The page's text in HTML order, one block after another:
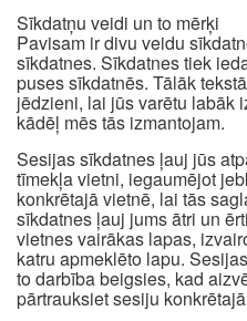
Sīkdatņu veidi un to mērķi
Pavisam ir divu veidu
sīkdatnes. Sīkdatnes tiek
puses sīkdatnēs. Tālāk
jēdzieni, lai jūs varētu labāk
kādēļ mēs tās izmantojam.
Sesijas sīkdatnes ļauj jūs
tīmekļa vietni, iegaumējot
konkrētajā vietnē, lai tās
sīkdatnes ļauj jums ātri un
vietnes vairākas lapas,
katru apmeklēto lapu.
to darbība beigsies, kad
pārtrauksiet sesiju